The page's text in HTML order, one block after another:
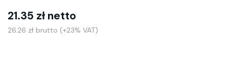
21.35 zł netto
26.26 zł brutto (+23% VAT)